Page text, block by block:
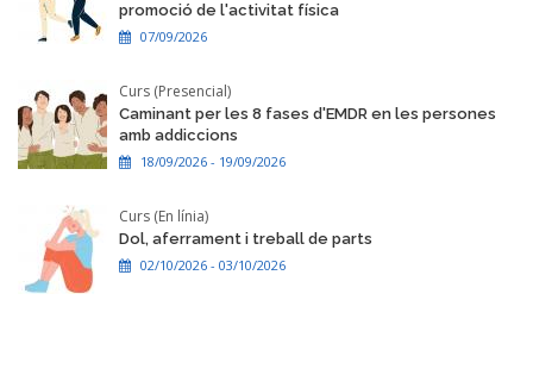
promoció de l'activitat física
07/09/2026
Curs (Presencial)
Caminant per les 8 fases d'EMDR en les persones
amb addiccions
18/09/2026 - 19/09/2026
Curs (En línia)
Dol, aferrament i treball de parts
02/10/2026 - 03/10/2026